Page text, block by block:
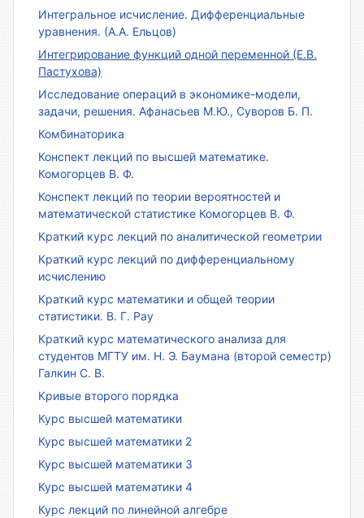
Интегральное исчисление. Дифференциальные
уравнения. (А.А. Ельцов)
Интегрирование функций одной переменной (Е.В.
Пастухова)
Исследование операций в экономике-модели,
задачи, решения. Афанасьев М.Ю., Суворов Б. П.
Комбинаторика
Конспект лекций по высшей математике.
Комогорцев В. Ф.
Конспект лекций по теории вероятностей и
математической статистике Комогорцев В. Ф.
Краткий курс лекций по аналитической геометрии
Краткий курс лекций по дифференциальному
исчислению
Краткий курс математики и общей теории
статистики. В. Г. Рау
Краткий курс математического анализа для
студентов МГТУ им. Н. Э. Баумана (второй семестр)
Галкин С. В.
Кривые второго порядка
Курс высшей математики
Курс высшей математики 2
Курс высшей математики 3
Курс высшей математики 4
Курс лекций по линейной алгебре